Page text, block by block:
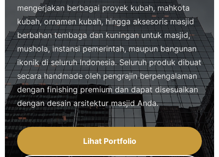
mengerjakan berbagai proyek kubah, mahkota
kubah, ornamen kubah, hingga aksesoris masjid
berbahan tembaga dan kuningan untuk masjid,
mushola, instansi pemerintah, maupun bangunan
ikonik di seluruh Indonesia. Seluruh produk dibuat
secara handmade oleh pengrajin berpengalaman
dengan finishing premium dan dapat disesuaikan
dengan desain arsitektur masjid Anda.
Lihat Portfolio